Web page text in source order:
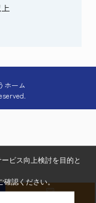
ホーム
ビス向上検討を目的と
確認ください。